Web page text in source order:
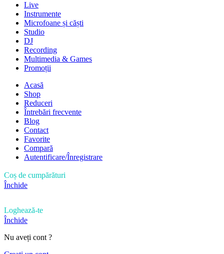
Live
Instrumente
Microfoane și căști
Studio
DJ
Recording
Multimedia & Games
Promoții
Acasă
Shop
Reduceri
Întrebări frecvente
Blog
Contact
Favorite
Compară
Autentificare/Înregistrare
Coș de cumpărături
Închide
Loghează-te
Închide
Nu aveți cont ?